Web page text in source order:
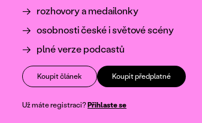
rozhovory a medailonky
osobnosti české i světové scény
plné verze podcastů
Koupit článek Koupit předplatné
Už máte registraci?Přihlaste se